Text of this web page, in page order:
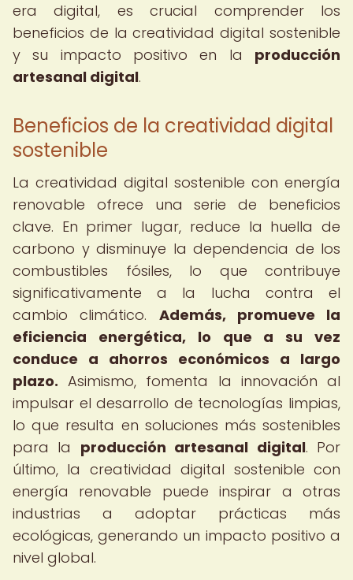
era digital, es crucial comprender los
beneficios de la creatividad digital sostenible
y su impacto positivo en la producción
artesanal digital.
Beneficios de la creatividad digital
sostenible
La creatividad digital sostenible con energía
renovable ofrece una serie de beneficios
clave. En primer lugar, reduce la huella de
carbono y disminuye la dependencia de los
combustibles fósiles, lo que contribuye
significativamente a la lucha contra el
cambio climático. Además, promueve la
eficiencia energética, lo que a su vez
conduce a ahorros económicos a largo
plazo. Asimismo, fomenta la innovación al
impulsar el desarrollo de tecnologías limpias,
lo que resulta en soluciones más sostenibles
para la producción artesanal digital. Por
último, la creatividad digital sostenible con
energía renovable puede inspirar a otras
industrias a adoptar prácticas más
ecológicas, generando un impacto positivo a
nivel global.